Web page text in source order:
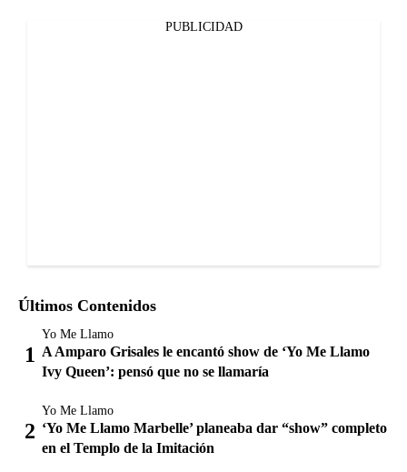
PUBLICIDAD
Últimos Contenidos
Yo Me Llamo
A Amparo Grisales le encantó show de ‘Yo Me Llamo
Ivy Queen’: pensó que no se llamaría
Yo Me Llamo
‘Yo Me Llamo Marbelle’ planeaba dar “show” completo
en el Templo de la Imitación